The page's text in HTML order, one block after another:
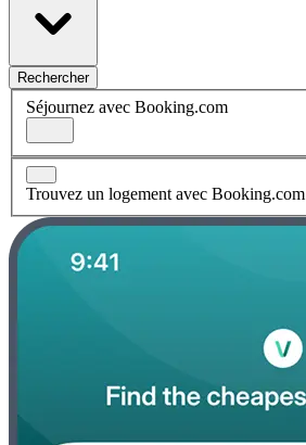
Rechercher
Séjournez avec Booking.com
Trouvez un logement avec Booking.com